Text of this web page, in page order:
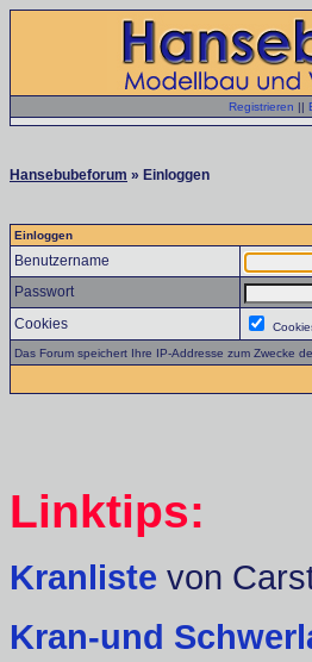
Registrieren ||
Hansebubeforum » Einloggen
Einloggen
Benutzername
Passwort
Cookies
Das Forum speichert Ihre IP-Addresse zum Zwecke
Linktips:
Kranliste von
Kran-und